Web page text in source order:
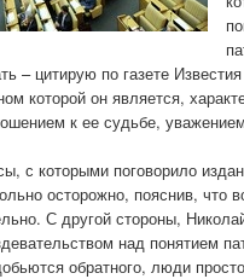
– цитирую по газете
которой он является,
к ее судьбе,
с которыми поговорило
осторожно, пояснив, что
С другой стороны,
над понятием
обратного, люди